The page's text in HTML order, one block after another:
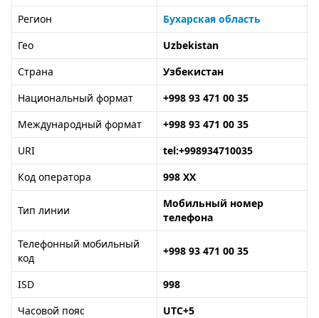
Регион
Бухарская область
Гео
Uzbekistan
Страна
Узбекистан
Национальный формат
+998 93 471 00 35
Международный формат
+998 93 471 00 35
URI
tel:+998934710035
Код оператора
998 XX
Тип линии
Мобильный номер
телефона
Телефонный мобильный
код
+998 93 471 00 35
ISD
998
Часовой пояс
UTC+5